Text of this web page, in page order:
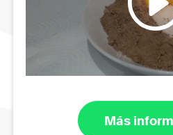
Más